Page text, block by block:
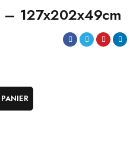
127x202x49cm